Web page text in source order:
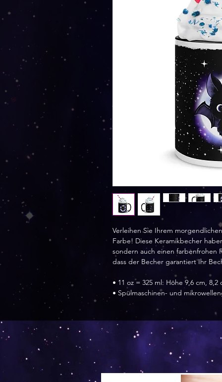
Verleihen Sie Ihrem
Farbe! Diese Keramikbecher
sondern auch einen farbenfrohen
dass der Becher garantiert Ihr
• 11 oz = 325 ml: Höhe 9,6 cm, 8,2
• Spülmaschinen- und